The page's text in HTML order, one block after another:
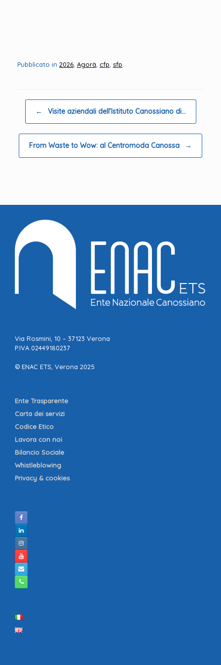
Pubblicato in 2026 Agorà cfp sfp
← Visite aziendali dell’Istituto Canossiano di…
From Waste to Wow: al Centromoda Canossa →
Via Rosmini, 10 – 37123 Verona
P.IVA 02449180237
© ENAC ETS, Verona 2025
Ente Trasparente
Carta dei servizi
Codice Etico
Lavora con noi
Bilancio Sociale
Whistleblowing
Privacy & cookies